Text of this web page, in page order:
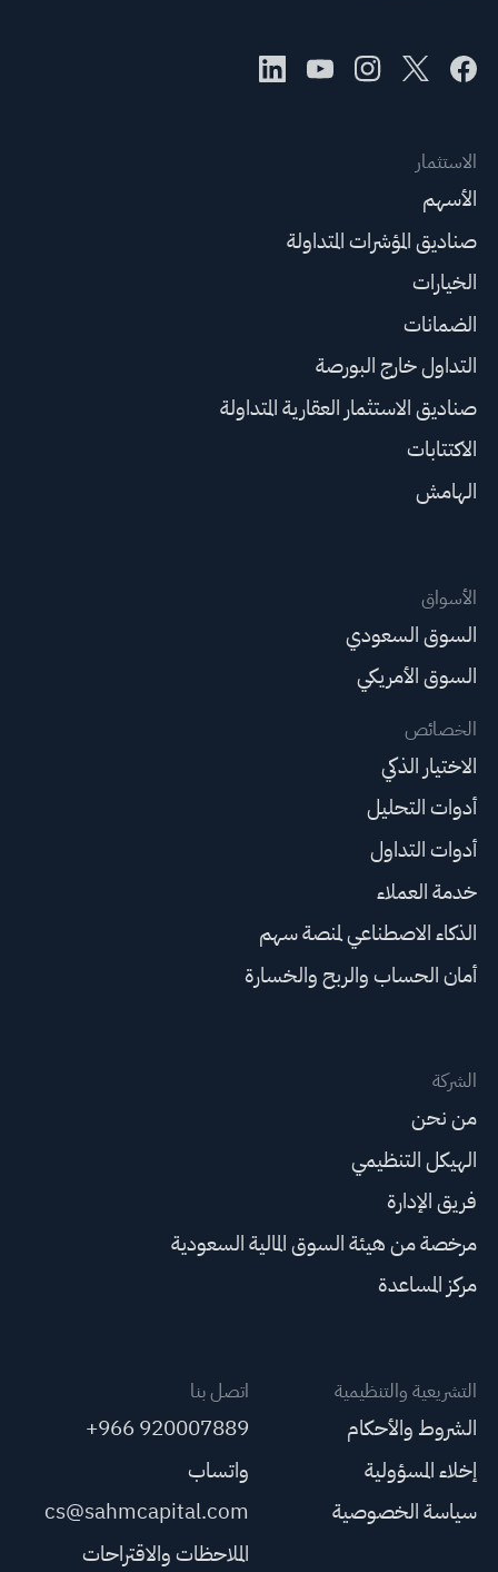
الاستثمار
الأسهم
صناديق المؤشرات المتداولة
الخيارات
الضمانات
التداول خارج البورصة
صناديق الاستثمار العقارية المتداولة
الاكتتابات
الهامش
الأسواق
السوق السعودي
السوق الأمريكي
الخصائص
الاختيار الذكي
أدوات التحليل
أدوات التداول
خدمة العملاء
الذكاء الاصطناعي لمنصة سهم
أمان الحساب والربح والخسارة
الشركة
من نحن
الهيكل التنظيمي
فريق الإدارة
مرخصة من هيئة السوق المالية السعودية
مركز المساعدة
التشريعية والتنظيمية
الشروط والأحكام
إخلاء المسؤولية
سياسة الخصوصية
اتصل بنا
+966 920007889
واتساب
cs@sahmcapital.com
الملاحظات والاقتراحات